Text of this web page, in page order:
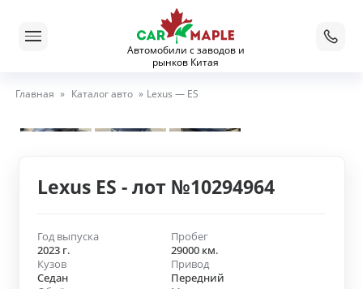
Автомобили с заводов и
рынков Китая
Главная » Каталог авто » Lexus — ES
Lexus ES - лот №10294964
Год выпуска
2023 г.
Пробег
29000 км.
Кузов
Седан
Привод
Передний